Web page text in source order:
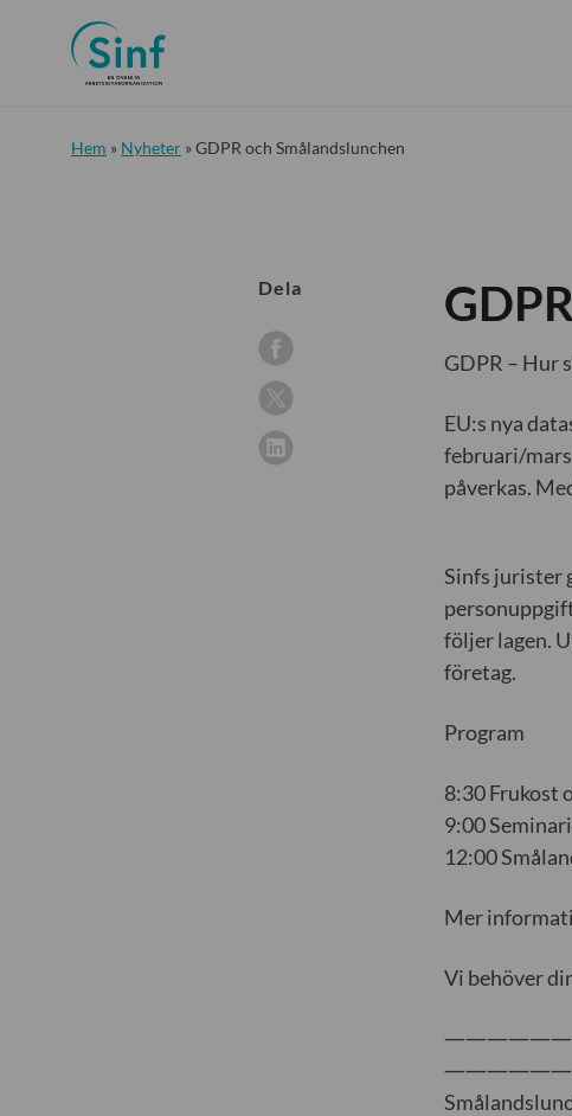
Hem » Nyheter »GDPR och Smålandslunchen
GDPR – Hur
EU:s nya
februari/
påverkas.
Sinfs jurister
följer lagen.
företag.
Program
8:30 Frukost
9:00
12:00
Mer
Vi behöver
Dela